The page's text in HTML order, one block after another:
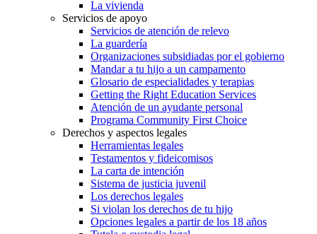
La vivienda
Servicios de apoyo
Servicios de atención de relevo
La guardería
Organizaciones subsidiadas por el gobierno
Mandar a tu hijo a un campamento
Glosario de especialidades y terapias
Getting the Right Education Services
Atención de un ayudante personal
Programa Community First Choice
Derechos y aspectos legales
Herramientas legales
Testamentos y fideicomisos
La carta de intención
Sistema de justicia juvenil
Los derechos legales
Si violan los derechos de tu hijo
Opciones legales a partir de los 18 años